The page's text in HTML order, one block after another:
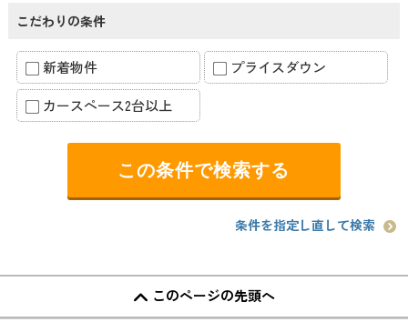
こだわりの条件
新着物件
プライスダウン
カースペース2台以上
条件を指定し直して検索
このページの先頭へ